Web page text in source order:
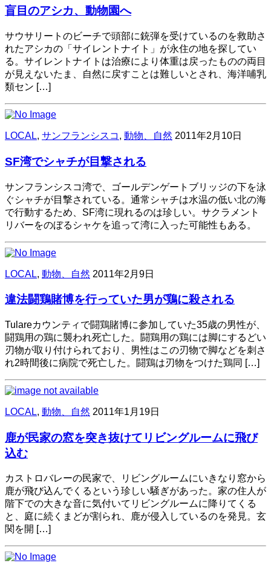
盲目のアシカ、動物園へ
サウサリートのビーチで頭部に銃弾を受けているのを救助さ
れたアシカの「サイレントナイト」が永住の地を探してい
る。サイレントナイトは治療により体重は戻ったものの両目
が見えないたま、自然に戻すことは難しいとされ、海洋哺乳
類セン […]
LOCAL, サンフランシスコ , 動物、自然 2011年2月10日
SF湾でシャチが目撃される
サンフランシスコ湾で、ゴールデンゲートブリッジの下を泳
ぐシャチが目撃されている。通常シャチは水温の低い北の海
で行動するため、SF湾に現れるのは珍しい。サクラメント
リバーをのぼるシャケを追って湾に入った可能性もある。
LOCAL, 動物、自然 2011年2月9日
違法闘鶏賭博を行っていた男が鶏に殺される
Tulareカウンティで闘鶏賭博に参加していた35歳の男性が、
闘鶏用の鶏に襲われ死亡した。闘鶏用の鶏には脚にするどい
刃物が取り付けられており、男性はこの刃物で脚などを刺さ
れ2時間後に病院で死亡した。闘鶏は刃物をつけた鶏同 […]
LOCAL, 動物、自然 2011年1月19日
鹿が民家の窓を突き抜けてリビングルームに飛び
込む
カストロバレーの民家で、リビングルームにいきなり窓から
鹿が飛び込んでくるという珍しい騒ぎがあった。家の住人が
階下での大きな音に気付いてリビングルームに降りてくる
と、庭に続くまどが割られ、鹿が侵入しているのを発見。玄
関を開 […]